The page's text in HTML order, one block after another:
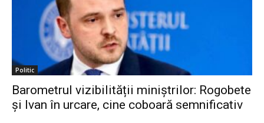
Politic
Barometrul vizibilității miniștrilor: Rogobete
și Ivan în urcare, cine coboară semnificativ